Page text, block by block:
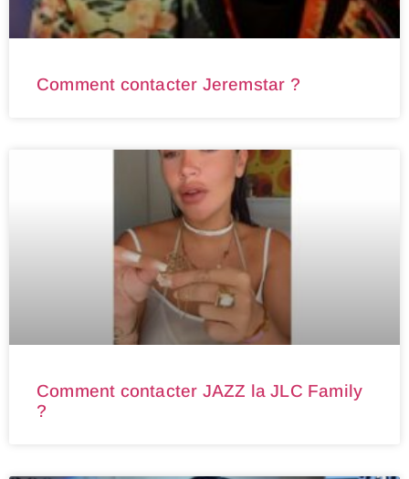
Comment contacter Jeremstar ?
Comment contacter JAZZ la JLC Family
?